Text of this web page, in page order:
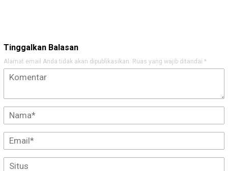
Tinggalkan Balasan
Alamat email Anda tidak akan dipublikasikan. Ruas yang wajib ditandai *